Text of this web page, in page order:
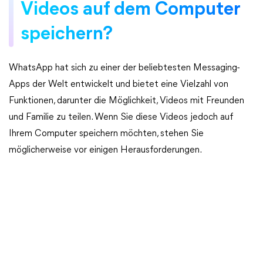
Videos auf dem Computer
speichern?
WhatsApp hat sich zu einer der beliebtesten Messaging-
Apps der Welt entwickelt und bietet eine Vielzahl von
Funktionen, darunter die Möglichkeit, Videos mit Freunden
und Familie zu teilen. Wenn Sie diese Videos jedoch auf
Ihrem Computer speichern möchten, stehen Sie
möglicherweise vor einigen Herausforderungen.